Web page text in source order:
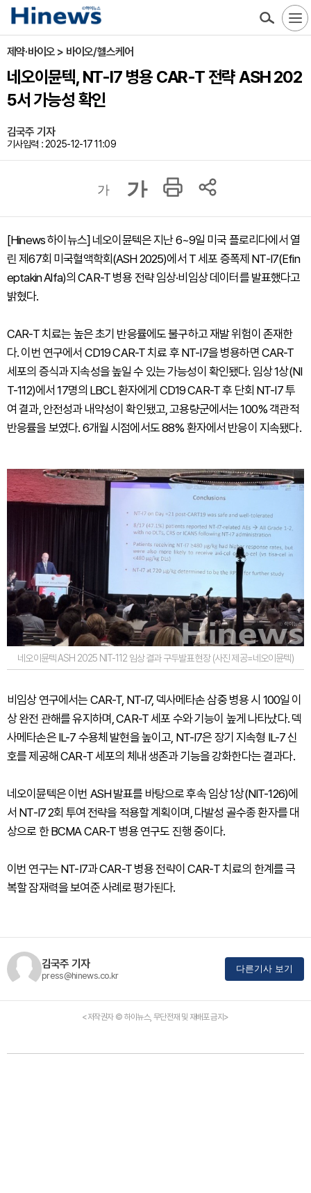
제약·바이오 > 바이오/헬스케어
네오이뮨텍, NT-I7 병용 CAR-T 전략 ASH 202
5서 가능성 확인
김국주 기자
기사입력 : 2025-12-17 11:09
가 가
[Hinews 하이뉴스] 네오이뮨텍은 지난 6~9일 미국 플로리다에서 열
린 제67회 미국혈액학회(ASH 2025)에서 T 세포 증폭제 NT-I7(Efin
eptakin Alfa)의 CAR-T 병용 전략 임상·비임상 데이터를 발표했다고
밝혔다.
CAR-T 치료는 높은 초기 반응률에도 불구하고 재발 위험이 존재한
다. 이번 연구에서 CD19 CAR-T 치료 후 NT-I7을 병용하면 CAR-T
세포의 증식과 지속성을 높일 수 있는 가능성이 확인됐다. 임상 1상(NI
T-112)에서 17명의 LBCL 환자에게 CD19 CAR-T 후 단회 NT-I7 투
여 결과, 안전성과 내약성이 확인됐고, 고용량군에서는 100% 객관적
반응률을 보였다. 6개월 시점에서도 88% 환자에서 반응이 지속됐다.
네오이뮨텍 ASH 2025 NIT-112 임상 결과 구두발표 현장 (사진 제공=네오이뮨텍)
비임상 연구에서는 CAR-T, NT-I7, 덱사메타손 삼중 병용 시 100일 이
상 완전 관해를 유지하며, CAR-T 세포 수와 기능이 높게 나타났다. 덱
사메타손은 IL-7 수용체 발현을 높이고, NT-I7은 장기 지속형 IL-7 신
호를 제공해 CAR-T 세포의 체내 생존과 기능을 강화한다는 결과다.
네오이뮨텍은 이번 ASH 발표를 바탕으로 후속 임상 1상(NIT-126)에
서 NT-I7 2회 투여 전략을 적용할 계획이며, 다발성 골수종 환자를 대
상으로 한 BCMA CAR-T 병용 연구도 진행 중이다.
이번 연구는 NT-I7과 CAR-T 병용 전략이 CAR-T 치료의 한계를 극
복할 잠재력을 보여준 사례로 평가된다.
김국주 기자
press@hinews.co.kr
다른기사 보기
<저작권자 © 하이뉴스, 무단전재 및 재배포 금지>